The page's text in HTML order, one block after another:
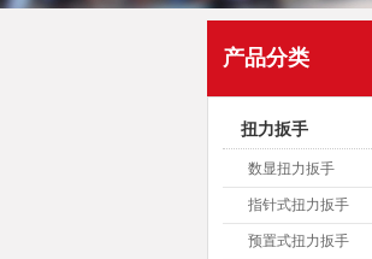
产品分类
扭力扳手
数显扭力扳手
指针式扭力扳手
预置式扭力扳手